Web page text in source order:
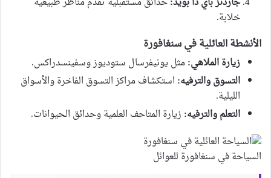
خلابة.
الأنشطة العائلية في سنغافورة
زيارة الملاهي:مثل يونيفرسال ستوديوز وسفينسدراكس.
التسوق والترفيه: استكشاف مراكز التسوق الفاخرة والأسواق
الليلية.
التعلم والترفيه: زيارة المتاحف العلمية وحدائق الحيوانات.
السياحة في سنغافورة للعوائل